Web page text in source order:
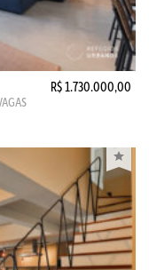
R$ 1.730.000,00